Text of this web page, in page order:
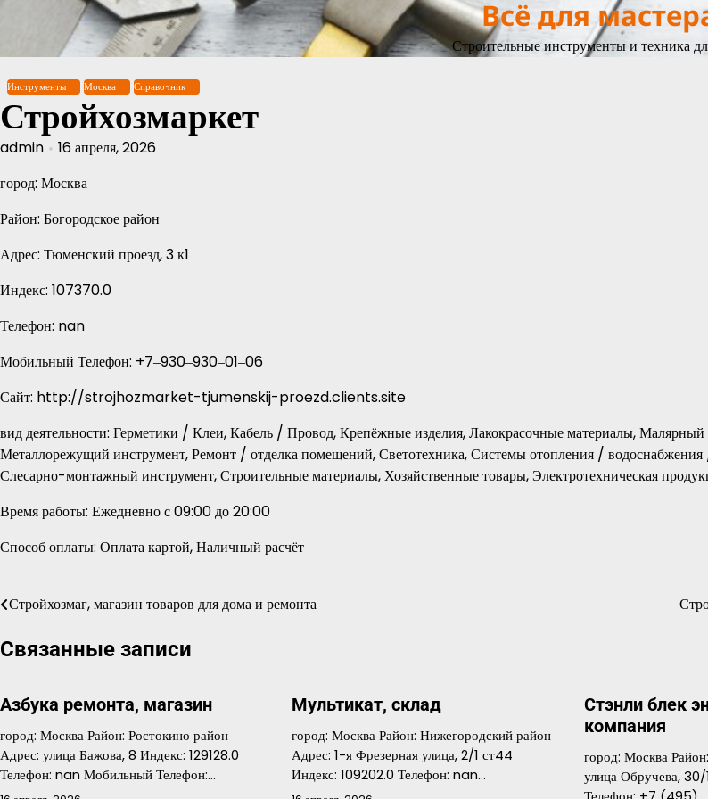
содержимому
Всё для
Строительные инструменты и техника
Инструменты Москва Справочник
Стройхозмаркет
admin
16 апреля, 2026
город: Москва
Район: Богородское район
Адрес: Тюменский проезд, 3 к1
Индекс: 107370.0
Телефон: nan
Мобильный Телефон: +7‒930‒930‒01‒06
Сайт: http://strojhozmarket-tjumenskij-proezd.clients.site
вид деятельности: Герметики / Клеи, Кабель / Провод, Крепёжные изделия, Лакокрасочные материалы, Малярный
Металлорежущий инструмент, Ремонт / отделка помещений, Светотехника, Системы отопления / водоснабжения
Слесарно-монтажный инструмент, Строительные материалы, Хозяйственные товары, Электротехническая
Время работы: Ежедневно с 09:00 до 20:00
Способ оплаты: Оплата картой, Наличный расчёт
Навигация
по
Стройхозмаг, магазин товаров для дома и ремонта
Связанные записи
Азбука ремонта, магазин
город: Москва Район: Ростокино район
Адрес: улица Бажова, 8 Индекс: 129128.0
Телефон: nan Мобильный Телефон:…
Мультикат, склад
город: Москва Район: Нижегородский район
Адрес: 1-я Фрезерная улица, 2/1 ст44
Индекс: 109202.0 Телефон: nan…
Стэнли блек
компания
город: Москва
улица Обручева,